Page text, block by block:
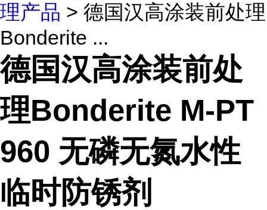
理产品 > 德国汉高涂装前处理
Bonderite ...
德国汉高涂装前处
理Bonderite M-PT
960 无磷无氮水性
临时防锈剂